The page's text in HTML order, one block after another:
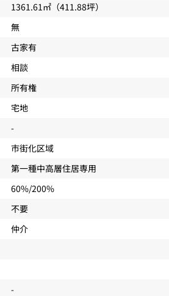
1361.61㎡（411.88坪）
無
古家有
相談
所有権
宅地
-
市街化区域
第一種中高層住居専用
60%/200%
不要
仲介
-